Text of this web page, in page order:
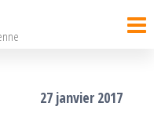
27 janvier 2017